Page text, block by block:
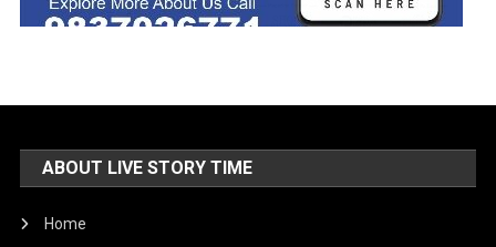
ABOUT LIVE STORY TIME
Home